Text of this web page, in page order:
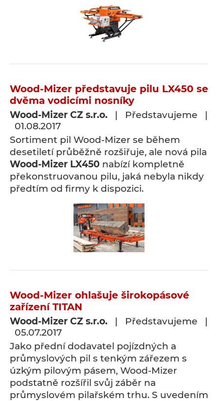
Wood-Mizer představuje pilu LX450 se
dvěma vodicími nosníky
Wood-Mizer CZ s.r.o. | Představujeme |
01.08.2017
Sortiment pil Wood-Mizer se během
desetiletí průběžně rozšiřuje, ale nová pila
Wood-Mizer LX450 nabízí kompletně
překonstruovanou pilu, jaká nebyla nikdy
předtím od firmy k dispozici.
Wood-Mizer ohlašuje širokopásové
zařízení TITAN
Wood-Mizer CZ s.r.o. | Představujeme |
05.07.2017
Jako přední dodavatel pojízdných a
průmyslových pil s tenkým zářezem s
úzkým pilovým pásem, Wood-Mizer
podstatně rozšířil svůj záběr na
průmyslovém pilařském trhu. S uvedením